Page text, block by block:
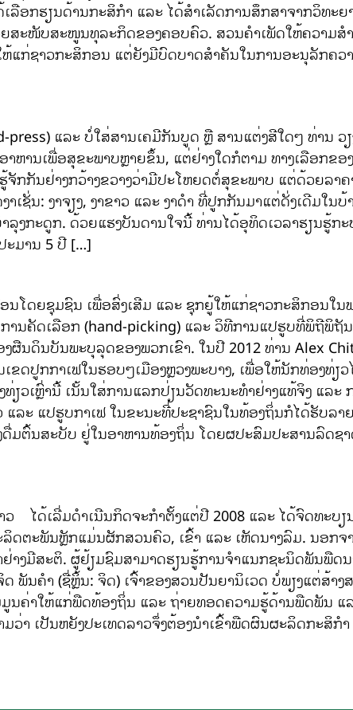
ອກຮຽນດ້ານກະສິກໍາ ແລະ ໄດ້ສໍາເລັດການສຶກສາຈາກວິທະ
ສະໜັບສະໜູນທຸລະກິດຂອງຄອບຄົວ. ສວນຄໍາເພັດໃຫ້ຄວາມສໍ
ແກ່ຊາວກະສິກອນ ແຕ່ຍັງມີບົດບາດສໍາຄັນໃນການອະນຸລັກຄວ
ແລະ ບໍ່ໃສ່ສານເຄມີກັນບູດ ຫຼື ສານແຕ່ງສີໃດໆ ທ່ານ ວ
ຫານເພື່ອສຸຂະພາບຫຼາຍຂຶ້ນ, ແຕ່ຢ່າງໃດກໍຕາມ ທາງເລືອກຂ
ກກັນຢ່າງກວ້າງຂວາງວ່າມີປະໂຫຍດຕໍ່ສຸຂະພາບ ແຕ່ດ້ວຍລາ
ເຊັ່ນ: ງາຈຽງ, ງາຂາວ ແລະ ງາດຳ ທີ່ປູກກັນມາແຕ່ດັ່ງເດີມໃນ
ລຸງກະດູກ. ດ້ວຍແຮງບັນດານໃຈນີ້ ທ່ານໄດ້ອຸທິດເວລາຮຽນຮູ້
ະມານ 5 ປີ […]
ນໂດຍຊຸມຊົນ ເພື່ອສົ່ງເສີມ ແລະ ຊຸກຍູ້ໃຫ້ແກ່ຊາວກະສິກອນໃ
ານຄັດເລືອກ (hand-picking) ແລະ ວິທີການແປຮູບທີ່ພິຖີພິ
ນດິນບັນພະບຸລຸດຂອງພວກເຂົາ. ໃນປີ 2012 ທ່ານ Alex
ດປູກກາເຟໃນຮອບໆເມືອງຫຼວງພະບາງ, ເພື່ອໃຫ້ນັກທ່ອງທ່ຽ
ວເຫຼົ່ານີ້ ເນັ້ນໃສ່ການແລກປ່ຽນວັດທະນະທຳຢ່າງແທ້ຈິງ ແລ
ລະ ແປຮູບກາເຟ ໃນຂະນະທີ່ປະຊາຊົນໃນທ້ອງຖິ່ນກໍໄດ້ຮັບລ
ມຕົ້ນສະບັບ ຢູ່ໃນອາຫານທ້ອງຖິ່ນ ໂດຍຜປະສົມປະສານລົດຊ
ໄດ້ເລີ່ມດຳເນີນກິດຈະກຳຕັ້ງແຕ່ປີ 2008 ແລະ ໄດ້ຈົດທະບ
ຕະພັນຫຼັກແມ່ນຜັກສວນຄົວ, ເຂົ້າ ແລະ ເຫັດນາງລົມ. ນອກຈ
ງມີສະຕິ. ຜູ້ຢ້ຽມຊົມສາມາດຮຽນຮູ້ການຈຳແນກຊະນິດພັນພືດ
ພັນຄຳ (ຊື່ຫຼິ້ນ: ຈິດ) ເຈົ້າຂອງສວນປັນຍານິເວດ ບໍ່ພຽງແຕ່ສ້າ
ນຄ່າໃຫ້ແກ່ພືດທ້ອງຖິ່ນ ແລະ ຖ່າຍທອດຄວາມຮູ້ດ້ານພືດພັນ
ວ່າ ເປັນຫຍັງປະເທດລາວຈຶ່ງຕ້ອງນຳເຂົ້າພືດຜົນຜະລິດກະສິ